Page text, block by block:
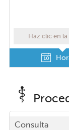
Haz clic en
Consulta